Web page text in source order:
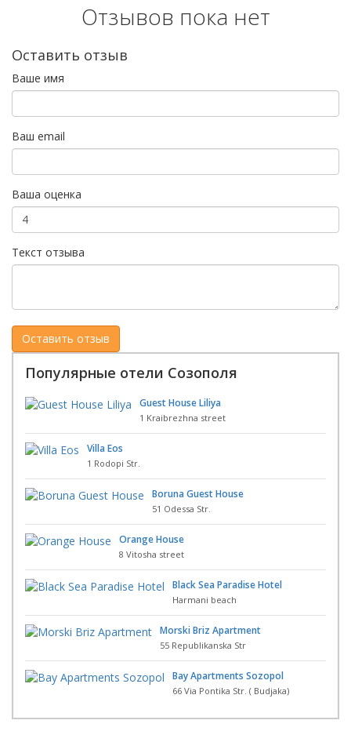
Отзывов пока нет
Оставить отзыв
Ваше имя
Ваш email
Ваша оценка
Текст отзыва
Популярные отели Созополя
Guest House Liliya
1 Kraibrezhna street
Villa Eos
1 Rodopi Str.
Boruna Guest House
51 Odessa Str.
Orange House
8 Vitosha street
Black Sea Paradise Hotel
Harmani beach
Morski Briz Apartment
55 Republikanska Str
Bay Apartments Sozopol
66 Via Pontika Str. ( Budjaka)